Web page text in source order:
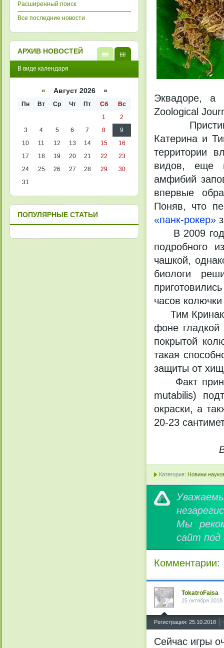
Эквадоре, а
Zoological
Катерина и
территории
видов, еще
амфибий
впервые
Поняв, что
«панк-рокер»
В 2009 году
подробного
чашкой,
биологи
часов
Тим Кринак
фоне гладкой
покрытой
такая
защиты от
Факт
mutabilis)
окраски, а
20-23
Категория: Новини
Мы
сайт под
Комментарии:
TokatroFaisa
25 октября 2018
Регистрация: 25.10.2018
Сейчас игры
Расширенный поиск
Все последние новости
АРХИВ НОВОСТЕЙ
кален
списк
В виде календаря
« Август 2026 »
Пн Вт Ср Чт Пт Сб
Вс
1
2
3
4 5 6 7 8
9
10
11 12 13 14 15
16
17
18 19 20 21 22
23
24
25 26 27 28 29
30
31
ПОПУЛЯРНЫЕ СТАТЬИ